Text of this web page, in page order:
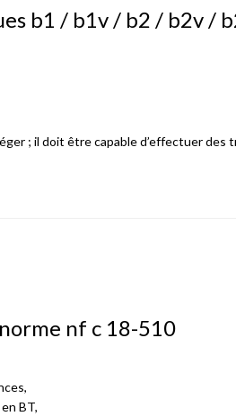
b1 / b1v / b2 / b2v /
; il doit être capable d’effectuer des
nf c 18-510
BT,